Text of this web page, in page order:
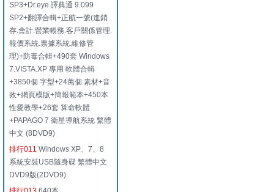
SP3+Dr.eye 譯典通 9.099
SP2+翻譯合輯+正航一號(進銷
存.會計.營業帳務.客戶關係管理.
報價系統.票據系統.維修管
理)+防毒合輯+490套 Windows
7.VISTA.XP 專用 軟體合輯
+3850個 字型+24萬個 素材+音
效+網頁模版+簡報範本+450本
性愛教學+26套 算命軟體
+PAPAGO 7 衛星導航系統 繁體
中文 (8DVD9)
排行011 Windows XP、7、8
系統安裝USB隨身碟 繁體中文
DVD9版(2DVD9)